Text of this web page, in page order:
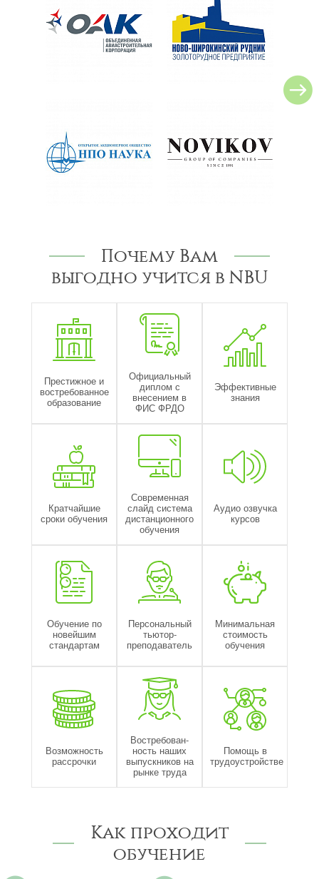
Почему Вам
выгодно учится в NBU
Престижное и
востребованное
образование
Официальный
диплом с
внесением в
ФИС ФРДО
Эффективные
знания
Кратчайшие
сроки обучения
Современная
слайд система
дистанционного
обучения
Аудио озвучка
курсов
Обучение по
новейшим
стандартам
Персональный
тьютор-
преподаватель
Минимальная
стоимость
обучения
Возможность
рассрочки
Востребован-
ность наших
выпускников на
рынке труда
Помощь в
трудоустройстве
Как проходит
обучение